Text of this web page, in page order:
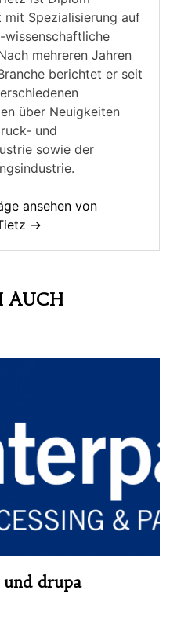
mit Spezialisierung auf
wissenschaftliche
mehreren Jahren
berichtet er seit
über Neuigkeiten
und
sowie der
ansehen von
→
AUCH
drupa